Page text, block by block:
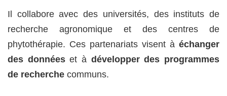
Il collabore avec des universités, des instituts de
recherche agronomique et des centres de
phytothérapie. Ces partenariats visent à échanger
des donnéeset à développer des programmes
de recherche communs.